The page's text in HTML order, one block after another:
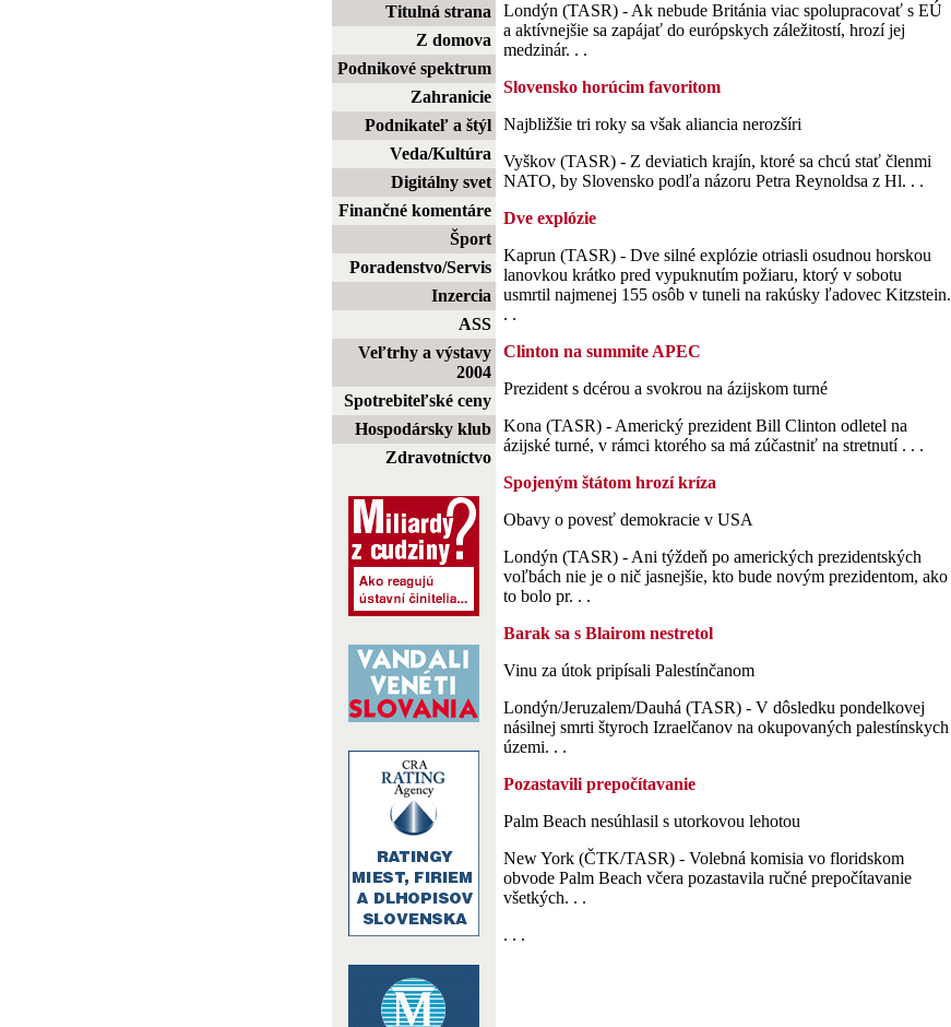
Titulná strana
Z domova
Podnikové spektrum
Zahranicie
Podnikateľ a štýl
Veda/Kultúra
Digitálny svet
Finančné komentáre
Šport
Poradenstvo/Servis
Inzercia
ASS
Veľtrhy a výstavy
2004
Spotrebiteľské ceny
Hospodársky klub
Zdravotníctvo
Londýn (TASR) - Ak nebude Británia viac spolupracovať s EÚ
a aktívnejšie sa zapájať do európskych záležitostí, hrozí jej
medzinár. . .
Slovensko horúcim favoritom
Najbližšie tri roky sa však aliancia nerozšíri
Vyškov (TASR) - Z deviatich krajín, ktoré sa chcú stať členmi
NATO, by Slovensko podľa názoru Petra Reynoldsa z Hl. . .
Dve explózie
Kaprun (TASR) - Dve silné explózie otriasli osudnou horskou
lanovkou krátko pred vypuknutím požiaru, ktorý v sobotu
usmrtil najmenej 155 osôb v tuneli na rakúsky ľadovec Kitzstein.
. .
Clinton na summite APEC
Prezident s dcérou a svokrou na ázijskom turné
Kona (TASR) - Americký prezident Bill Clinton odletel na
ázijské turné, v rámci ktorého sa má zúčastniť na stretnutí . . .
Spojeným štátom hrozí kríza
Obavy o povesť demokracie v USA
Londýn (TASR) - Ani týždeň po amerických prezidentských
voľbách nie je o nič jasnejšie, kto bude novým prezidentom, ako
to bolo pr. . .
Barak sa s Blairom nestretol
Vinu za útok pripísali Palestínčanom
Londýn/Jeruzalem/Dauhá (TASR) - V dôsledku pondelkovej
násilnej smrti štyroch Izraelčanov na okupovaných palestínskych
územi. . .
Pozastavili prepočítavanie
Palm Beach nesúhlasil s utorkovou lehotou
New York (ČTK/TASR) - Volebná komisia vo floridskom
obvode Palm Beach včera pozastavila ručné prepočítavanie
všetkých. . .
. . .